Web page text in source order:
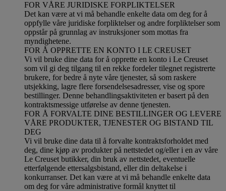
FOR VÅRE JURIDISKE FORPLIKTELSER
Det kan være at vi må behandle enkelte data om deg for å
oppfylle våre juridiske forpliktelser og andre forpliktelser som
oppstår på grunnlag av instruksjoner som mottas fra
myndighetene.
FOR Å OPPRETTE EN KONTO I LE CREUSET
Vi vil bruke dine data for å opprette en konto i Le Creuset
som vil gi deg tilgang til en rekke fordeler tilegnet registrerte
brukere, for bedre å nyte våre tjenester, så som raskere
utsjekking, lagre flere forsendelsesadresser, vise og spore
bestillinger. Denne behandlingsaktiviteten er basert på den
kontraktsmessige utførelse av denne tjenesten.
FOR Å FORVALTE DINE BESTILLINGER OG LEVERE
VÅRE PRODUKTER, TJENESTER OG BISTAND TIL
DEG
Vi vil bruke dine data til å forvalte kontraktsforholdet med
deg, dine kjøp av produkter på nettstedet og/eller i en av våre
Le Creuset butikker, din bruk av nettstedet, eventuelle
etterfølgende ettersalgsbistand, eller din deltakelse i
konkurranser. Det kan være at vi må behandle enkelte data
om deg for våre administrative formål knyttet til